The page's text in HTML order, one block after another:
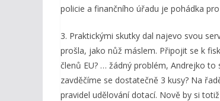
policie a finančního úřadu je pohádka
3. Praktickými skutky dal najevo svou
prošla, jako nůž máslem. Připojit se k
členů EU? … žádný problém, Andrejko to
zavděčíme se dostatečně 3 kusy? Na
pravidel udělování dotací. Nově by si